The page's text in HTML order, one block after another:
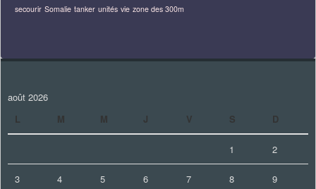
secourir Somalie tanker unités vie zone des 300m
août 2026
L
M M J V S D
1 2
3 4 5 6 7 8 9